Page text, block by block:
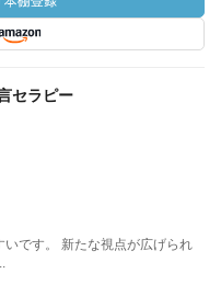
セラピー
です。 新たな視点が広げられ